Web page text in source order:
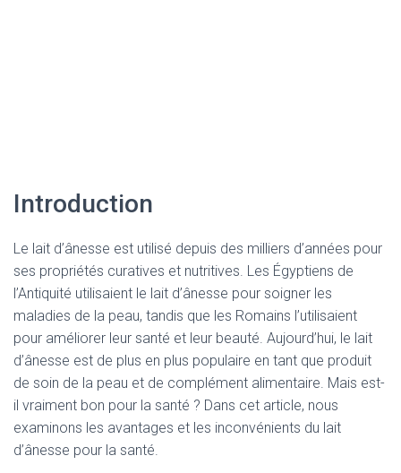
Introduction
Le lait d’ânesse est utilisé depuis des milliers d’années pour
ses propriétés curatives et nutritives. Les Égyptiens de
l’Antiquité utilisaient le lait d’ânesse pour soigner les
maladies de la peau, tandis que les Romains l’utilisaient
pour améliorer leur santé et leur beauté. Aujourd’hui, le lait
d’ânesse est de plus en plus populaire en tant que produit
de soin de la peau et de complément alimentaire. Mais est-
il vraiment bon pour la santé ? Dans cet article, nous
examinons les avantages et les inconvénients du lait
d’ânesse pour la santé.